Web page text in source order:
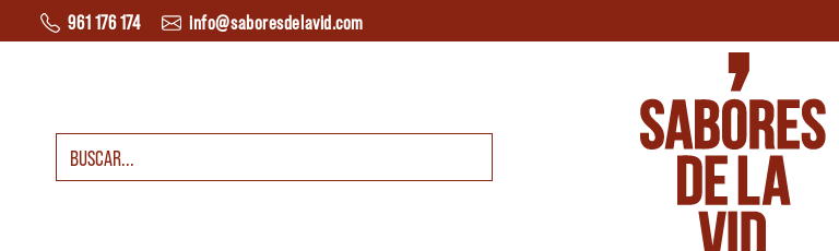
Saltar al contenido
961 176 174 info@saboresdelavid.com
Buscar: